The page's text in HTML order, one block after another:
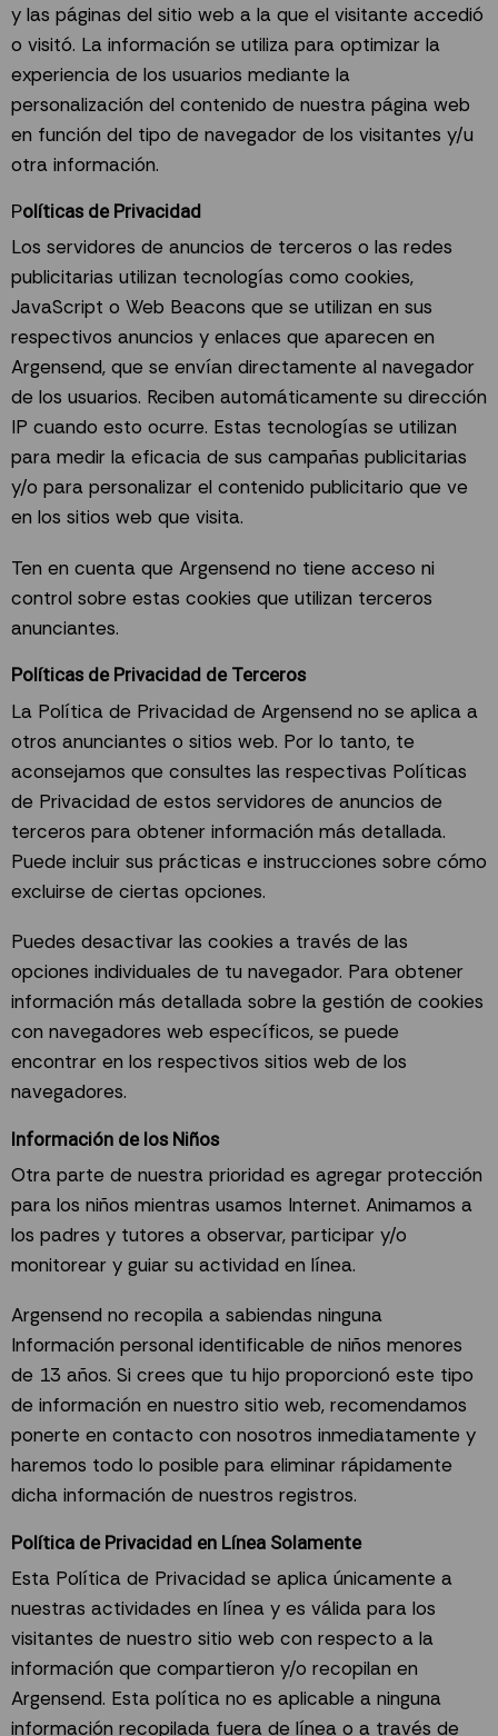
y las páginas del sitio web a la que el visitante accedió
o visitó. La información se utiliza para optimizar la
experiencia de los usuarios mediante la
personalización del contenido de nuestra página web
en función del tipo de navegador de los visitantes y/u
otra información.
Políticas de Privacidad
Los servidores de anuncios de terceros o las redes
publicitarias utilizan tecnologías como cookies,
JavaScript o Web Beacons que se utilizan en sus
respectivos anuncios y enlaces que aparecen en
Argensend, que se envían directamente al navegador
de los usuarios. Reciben automáticamente su dirección
IP cuando esto ocurre. Estas tecnologías se utilizan
para medir la eficacia de sus campañas publicitarias
y/o para personalizar el contenido publicitario que ve
en los sitios web que visita.
Ten en cuenta que Argensend no tiene acceso ni
control sobre estas cookies que utilizan terceros
anunciantes.
Políticas de Privacidad de Terceros
La Política de Privacidad de Argensend no se aplica a
otros anunciantes o sitios web. Por lo tanto, te
aconsejamos que consultes las respectivas Políticas
de Privacidad de estos servidores de anuncios de
terceros para obtener información más detallada.
Puede incluir sus prácticas e instrucciones sobre cómo
excluirse de ciertas opciones.
Puedes desactivar las cookies a través de las
opciones individuales de tu navegador. Para obtener
información más detallada sobre la gestión de cookies
con navegadores web específicos, se puede
encontrar en los respectivos sitios web de los
navegadores.
Información de los Niños
Otra parte de nuestra prioridad es agregar protección
para los niños mientras usamos Internet. Animamos a
los padres y tutores a observar, participar y/o
monitorear y guiar su actividad en línea.
Argensend no recopila a sabiendas ninguna
Información personal identificable de niños menores
de 13 años. Si crees que tu hijo proporcionó este tipo
de información en nuestro sitio web, recomendamos
ponerte en contacto con nosotros inmediatamente y
haremos todo lo posible para eliminar rápidamente
dicha información de nuestros registros.
Política de Privacidad en Línea Solamente
Esta Política de Privacidad se aplica únicamente a
nuestras actividades en línea y es válida para los
visitantes de nuestro sitio web con respecto a la
información que compartieron y/o recopilan en
Argensend. Esta política no es aplicable a ninguna
información recopilada fuera de línea o a través de